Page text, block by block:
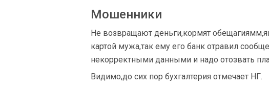
Мошенники
Не возвращают деньги,кормят
картой мужа,так ему его банк отравил
некорректными данными и надо отозвать
Видимо,до сих пор бухгалтерия отмечает НГ.